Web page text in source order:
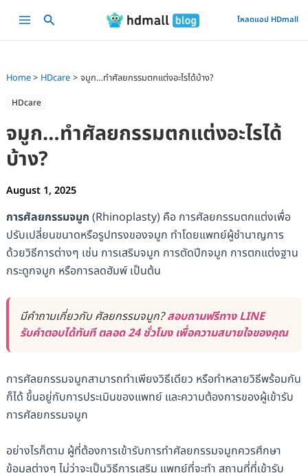
Main
โหลดแอป HDmall
Home HDcare จมูก…ทำศัลยกรรมตกแต่งอะไรได้บ้าง?
HDcare
จมูก…ทำศัลยกรรมตกแต่งอะไรได้
บ้าง?
August 1, 2025
การศัลยกรรมจมูก (Rhinoplasty) คือ การศัลยกรรมตกแต่งเพื่อ
ปรับเปลี่ยนขนาดหรือรูปทรงของจมูก ทำโดยแพทย์ผู้ชำนาญการ
ด้วยวิธีการต่างๆ เช่น การเสริมจมูก การตัดปีกจมูก การตกแต่งฐาน
กระดูกจมูก หรือการลดฮัมพ์ เป็นต้น
มีคำถามเกี่ยวกับ ศัลยกรรมจมูก?สอบถามฟรีทาง LINE
รับคำตอบได้ทันที ตลอด 24 ชั่วโมง เพื่อความสบายใจของคุณ
การศัลยกรรมจมูกสามารถทำเพียงวิธีเดียว หรือทำหลายวิธีพร้อมกัน
ก็ได้ ขึ้นอยู่กับการประเมินของแพทย์ และความต้องการของผู้เข้ารับ
การศัลยกรรมจมูก
อย่างไรก็ตาม ผู้ที่ต้องการเข้ารับการทำศัลยกรรมจมูกควรศึกษา
ข้อมูลต่างๆ ไม่ว่าจะเป็นวิธีการเสริม แพทย์ที่จะทำ สถานที่ที่เข้ารับ